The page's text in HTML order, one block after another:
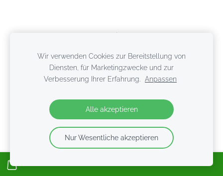
Cookies
Wir verwenden Cookies zur Bereitstellung von
Diensten, für Marketingzwecke und zur
Verbesserung Ihrer Erfahrung.
Anpassen
Alle akzeptieren
Nur Wesentliche akzeptieren